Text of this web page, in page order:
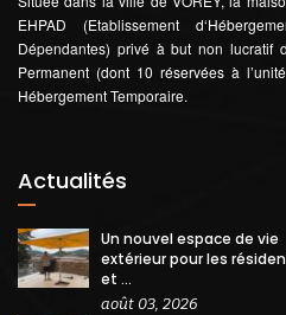
EHPAD (Etablissement
Dépendantes) privé à but non lucratif
Permanent (dont 10 réservées à
Hébergement Temporaire.
Actualités
Un nouvel espace de vie
extérieur pour les
et ...
août 03, 2026